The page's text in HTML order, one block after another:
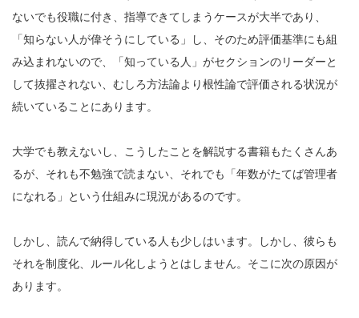
ないでも役職に付き、指導できてしまうケースが大半であり、
「知らない人が偉そうにしている」し、そのため評価基準にも組
み込まれないので、「知っている人」がセクションのリーダーと
して抜擢されない、むしろ方法論より根性論で評価される状況が
続いていることにあります。
大学でも教えないし、こうしたことを解説する書籍もたくさんあ
るが、それも不勉強で読まない、それでも「年数がたてば管理者
になれる」という仕組みに現況があるのです。
しかし、読んで納得している人も少しはいます。しかし、彼らも
それを制度化、ルール化しようとはしません。そこに次の原因が
あります。